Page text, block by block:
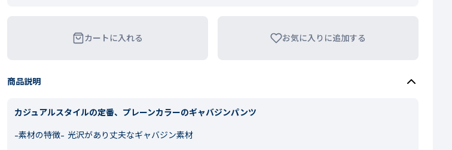
カートに入れる お気に入りに追加する
商品説明
カジュアルスタイルの定番、プレーンカラーのギャバジンパンツ
-素材の特徴- 光沢があり丈夫なギャバジン素材